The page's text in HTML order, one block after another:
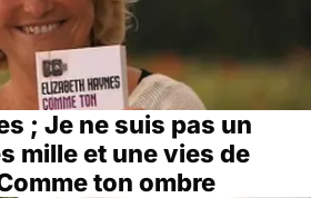
; Je ne suis pas un
mille et une vies de
ton ombre